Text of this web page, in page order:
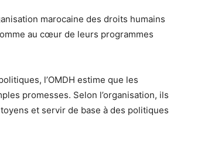
marocaine des droits humains
au cœur de leurs programmes
l’OMDH estime que les
promesses. Selon l’organisation, ils
et servir de base à des politiques